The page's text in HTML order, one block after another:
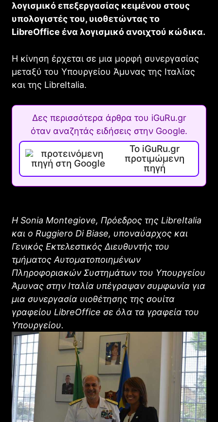
λογισμικό επεξεργασίας κειμένου στους
υπολογιστές του, υιοθετώντας το
LibreOffice ένα λογισμικό ανοιχτού κώδικα.
Η κίνηση έρχεται σε μια μορφή συνεργασίας
μεταξύ του Υπουργείου Άμυνας της Ιταλίας
και της LibreItalia.
Δες περισσότερα άρθρα του iGuRu.gr
όταν αναζητάς ειδήσεις στην Google.
Το iGuRu.gr
προτιμώμενη
πηγή
Η Sonia Montegiove, Πρόεδρος της LibreItalia
και ο Ruggiero Di Biase, υποναύαρχος και
Γενικός Εκτελεστικός Διευθυντής του
τμήματος Αυτοματοποιημένων
Πληροφοριακών Συστημάτων του Υπουργείου
Άμυνας στην Ιταλία υπέγραψαν συμφωνία για
μια συνεργασία υιοθέτησης της σουίτα
γραφείου LibreOffice σε όλα τα γραφεία του
Υπουργείου.